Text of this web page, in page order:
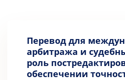
Перевод для
арбитража и
роль
обеспечении